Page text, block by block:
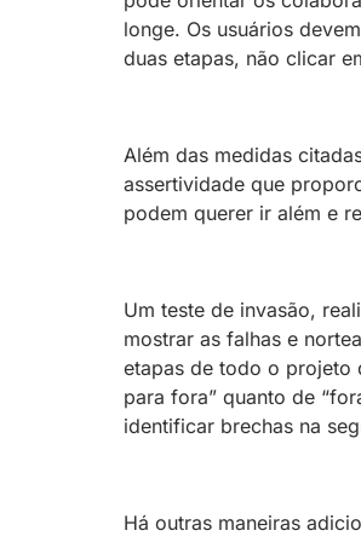
longe. Os usuários
duas etapas, não clicar
Além das medidas
assertividade que
podem querer ir além e
Um teste de invasão,
mostrar as falhas e
etapas de todo o projeto
para fora” quanto de
identificar brechas na
Há outras maneiras